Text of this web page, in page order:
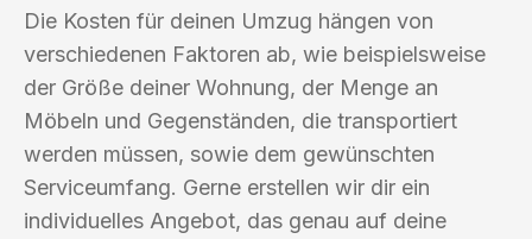
Die Kosten für deinen Umzug hängen von
verschiedenen Faktoren ab, wie beispielsweise
der Größe deiner Wohnung, der Menge an
Möbeln und Gegenständen, die transportiert
werden müssen, sowie dem gewünschten
Serviceumfang. Gerne erstellen wir dir ein
individuelles Angebot, das genau auf deine